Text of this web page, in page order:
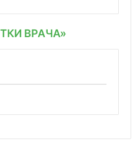
ВРАЧА»